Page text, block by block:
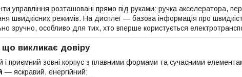
управління розташовані прямо під руками: ручка акселератора,
швидкісних режимів. На дисплеї — базова інформація про
зручно, особливо для тих, хто вперше користується
викликає довіру
і приємний зовні корпус з плавними формами та сучасними
— яскравий, енергійний;